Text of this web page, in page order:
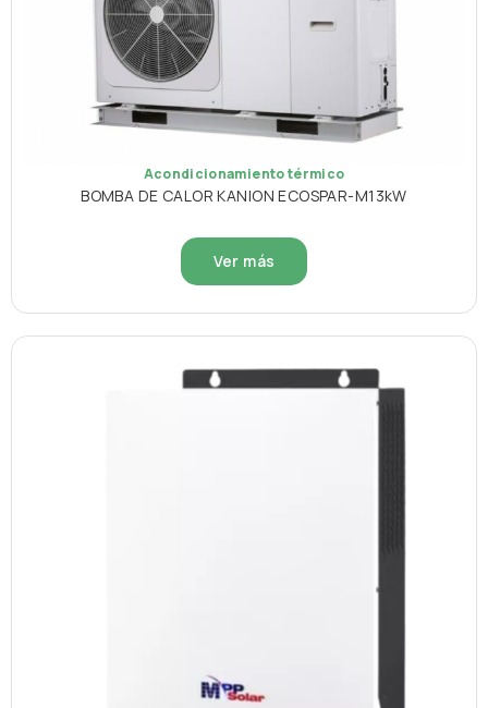
Acondicionamiento térmico
BOMBA DE CALOR KANION ECOSPAR-M13kW
Ver más